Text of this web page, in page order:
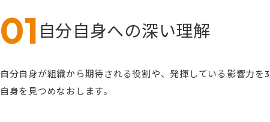
自分自身への深い理解
自分自身が組織から期待される役割や、発揮している影響力
自身を見つめなおします。